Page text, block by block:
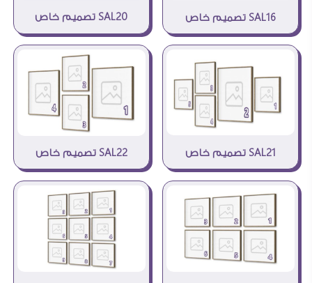
SAL16 تصميم خاص SAL20 تصميم خاص
SAL21 تصميم خاص SAL22 تصميم خاص